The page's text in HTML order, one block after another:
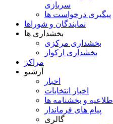
سربازی
پیگیری درخواست ها
نمایندگان و شوراها
بخشداری ها
بخشداری مرکزی
بخشداری ارکواز
مراکز
آرشیو
اخبار
اخبار انتخابات
اطلاعیه و بخشنامه ها
پیام های فرماندار
گالری